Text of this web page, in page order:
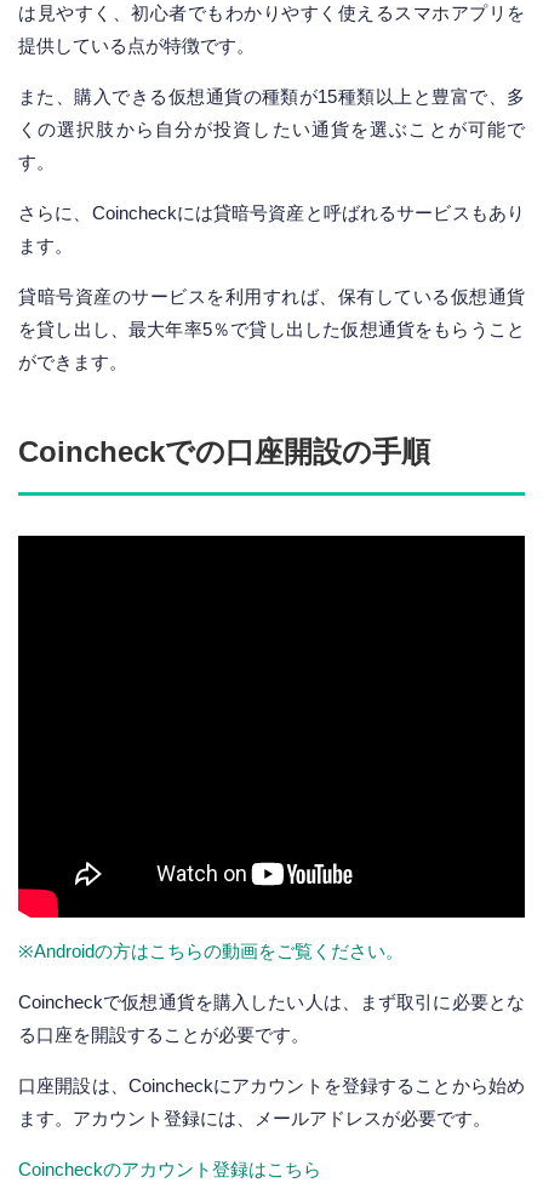
は見やすく、初心者でもわかりやすく使えるスマホアプリを
提供している点が特徴です。
また、購入できる仮想通貨の種類が15種類以上と豊富で、多
くの選択肢から自分が投資したい通貨を選ぶことが可能で
す。
さらに、Coincheckには貸暗号資産と呼ばれるサービスもあり
ます。
貸暗号資産のサービスを利用すれば、保有している仮想通貨
を貸し出し、最大年率5％で貸し出した仮想通貨をもらうこと
ができます。
Coincheckでの口座開設の手順
※Androidの方はこちらの動画をご覧ください。
Coincheckで仮想通貨を購入したい人は、まず取引に必要とな
る口座を開設することが必要です。
口座開設は、Coincheckにアカウントを登録することから始め
ます。アカウント登録には、メールアドレスが必要です。
Coincheckのアカウント登録はこちら